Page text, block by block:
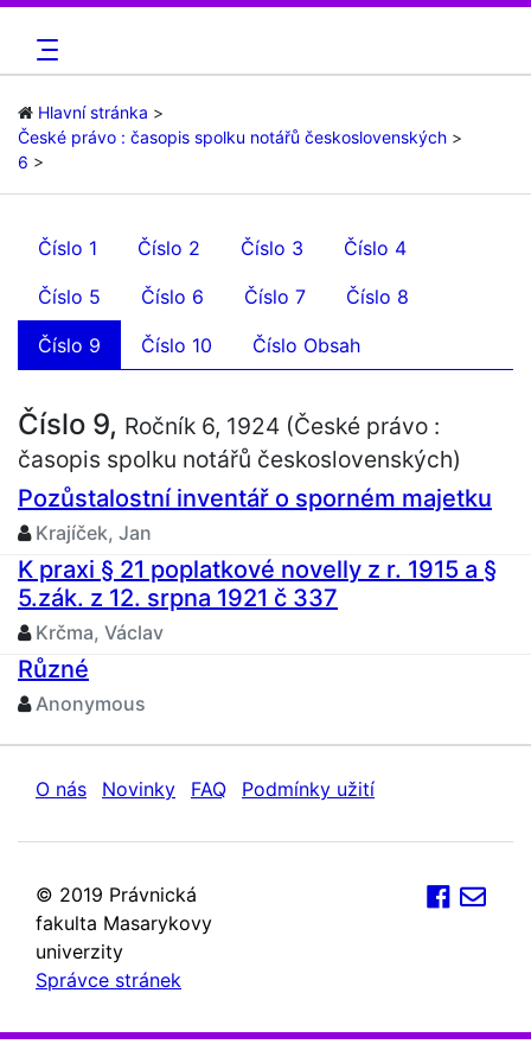
Hlavní stránka
České právo : časopis spolku notářů československých
6
Číslo 1 Číslo 2 Číslo 3 Číslo 4
Číslo 5 Číslo 6 Číslo 7 Číslo 8
Číslo 9 Číslo 10 Číslo Obsah
Číslo 9, Ročník 6, 1924 (České právo :
časopis spolku notářů československých)
Pozůstalostní inventář o sporném majetku
Krajíček, Jan
K praxi § 21 poplatkové novelly z r. 1915 a §
5.zák. z 12. srpna 1921 č 337
Krčma, Václav
Různé
Anonymous
O nás Novinky FAQ Podmínky užití
© 2019 Právnická
fakulta Masarykovy
univerzity
Správce stránek